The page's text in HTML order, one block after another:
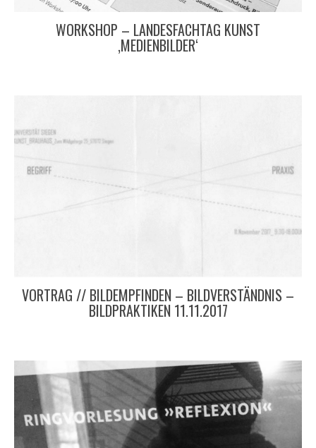
WORKSHOP – LANDESFACHTAG KUNST
‚MEDIENBILDER‘
VORTRAG // BILDEMPFINDEN – BILDVERSTÄNDNIS –
BILDPRAKTIKEN 11.11.2017